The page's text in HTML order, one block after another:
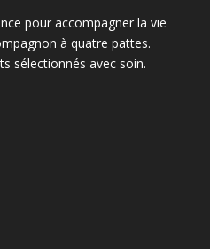
pour accompagner la vie
à quatre pattes.
sélectionnés avec soin.